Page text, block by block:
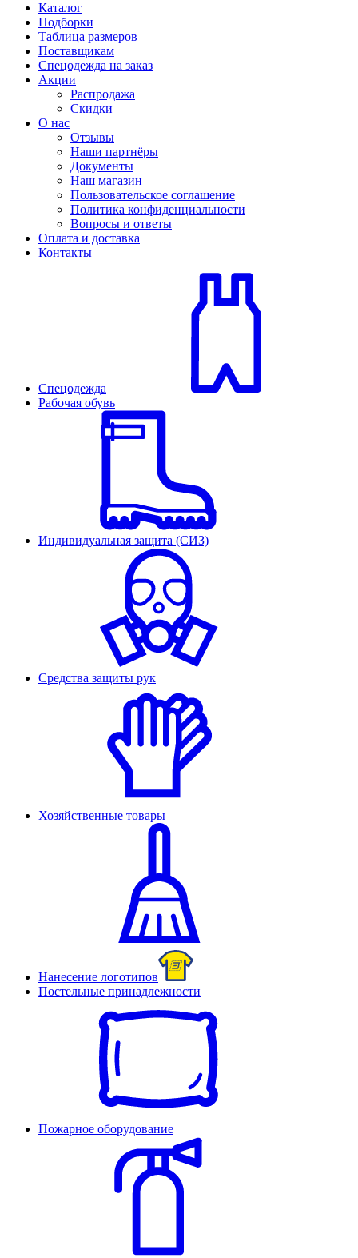
Каталог
Подборки
Таблица размеров
Поставщикам
Спецодежда на заказ
Акции
Распродажа
Скидки
О нас
Отзывы
Наши партнёры
Документы
Наш магазин
Пользовательское соглашение
Политика конфиденциальности
Вопросы и ответы
Оплата и доставка
Контакты
Спецодежда
Рабочая обувь
Индивидуальная защита (СИЗ)
Средства защиты рук
Хозяйственные товары
Нанесение логотипов
Постельные принадлежности
Пожарное оборудование